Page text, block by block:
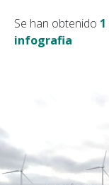
Se han obtenido 1
infografia